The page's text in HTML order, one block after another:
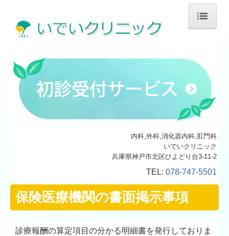
診療案内
検査について
内科,外科,消化器内科,肛門科
いでいクリニック
兵庫県神戸市北区ひよどり台3-11-2
TEL: 078-747-5501
保険医療機関の書面掲示事項
診療報酬の算定項目の分かる明細書を発行しておりま